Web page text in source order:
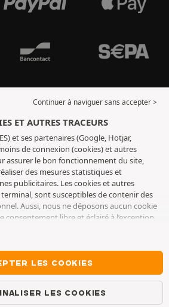
Continuer à naviguer sans accepter >
ET AUTRES TRACEURS
et ses partenaires (Google, Hotjar,
de connexion (cookies) et autres
assurer le bon fonctionnement du site,
des mesures statistiques et
publicitaires. Les cookies et autres
sont susceptibles de contenir des
Aussi, nous ne déposons aucun cookie
consentement libre et éclairé à l’exception
6 mois. Vous pouvez retirer votre
en vous rendant sur lapage cookies et
choisir de continuer à naviguer sans
ou autres traceurs. Le refus ne fait pas
AD TYRES. Pour plus d’informations, nous
page cookies et autres traceurs
LES COOKIES
LES COOKIES